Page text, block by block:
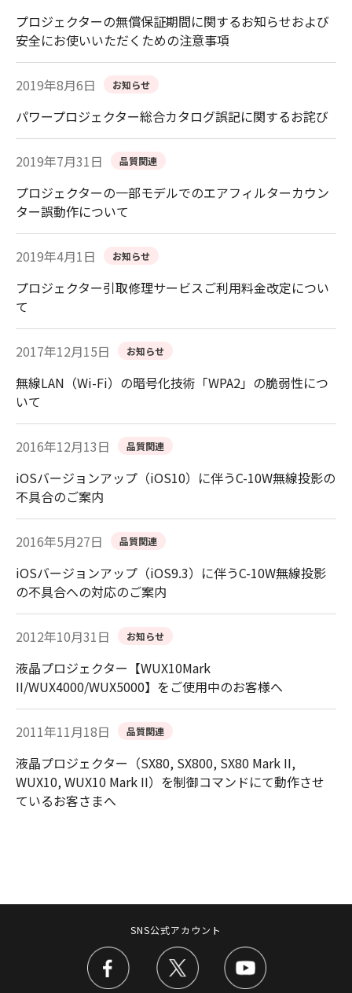
プロジェクターの無償保証期間に関するお知らせおよび
安全にお使いいただくための注意事項
2019年8月6日 お知らせ
パワープロジェクター総合カタログ誤記に関するお詫び
2019年7月31日 品質関連
プロジェクターの一部モデルでのエアフィルターカウン
ター誤動作について
2019年4月1日 お知らせ
プロジェクター引取修理サービスご利用料金改定につい
て
2017年12月15日 お知らせ
無線LAN（Wi-Fi）の暗号化技術「WPA2」の脆弱性につ
いて
2016年12月13日 品質関連
iOSバージョンアップ（iOS10）に伴うC-10W無線投影の
不具合のご案内
2016年5月27日 品質関連
iOSバージョンアップ（iOS9.3）に伴うC-10W無線投影
の不具合への対応のご案内
2012年10月31日 お知らせ
液晶プロジェクター【WUX10Mark
II/WUX4000/WUX5000】をご使用中のお客様へ
2011年11月18日 品質関連
液晶プロジェクター（SX80, SX800, SX80 Mark II,
WUX10, WUX10 Mark II）を制御コマンドにて動作させ
ているお客さまへ
SNS公式アカウント